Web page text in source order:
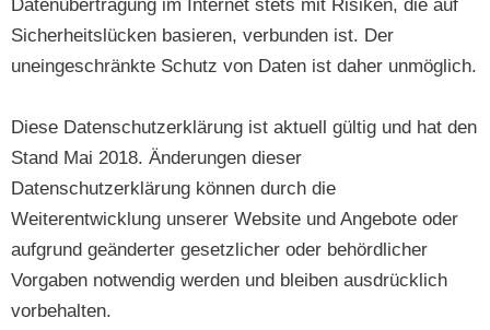
Datenübertragung im Internet stets mit Risiken, die auf
Sicherheitslücken basieren, verbunden ist. Der
uneingeschränkte Schutz von Daten ist daher unmöglich.
Diese Datenschutzerklärung ist aktuell gültig und hat den
Stand Mai 2018. Änderungen dieser
Datenschutzerklärung können durch die
Weiterentwicklung unserer Website und Angebote oder
aufgrund geänderter gesetzlicher oder behördlicher
Vorgaben notwendig werden und bleiben ausdrücklich
vorbehalten.